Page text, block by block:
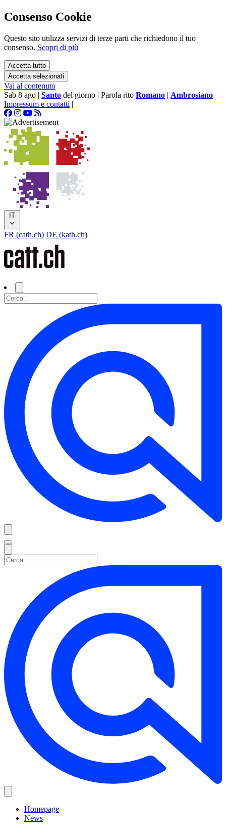
Consenso Cookie
Questo sito utilizza servizi di terze parti che richiedono il tuo
consenso. Scopri di più
Accetta tutto
Accetta selezionati
Vai al contenuto
Sab 8 ago | Santo del giorno | Parola rito Romano | Ambrosiano
Impressum e contatti |
IT
FR (cath.ch) DE (kath.ch)
Homepage
News